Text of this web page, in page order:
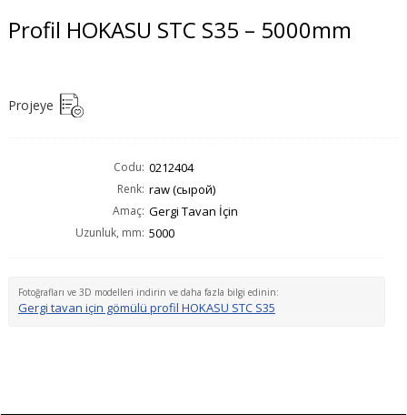
Profil HOKASU STC S35 – 5000mm
Projeye
Codu: 0212404
Renk: raw (сырой)
Amaç: Gergi Tavan İçin
Uzunluk, mm: 5000
Fotoğrafları ve 3D modelleri indirin ve daha fazla bilgi edinin:
Gergi tavan için gömülü profil HOKASU STC S35